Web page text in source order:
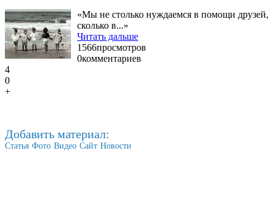
«Мы не столько нуждаемся в помощи друзей,
сколько в...»
Читать дальше
1566просмотров
0комментариев
4
0
+
Добавить материал:
Статья Фото Видео Сайт Новости